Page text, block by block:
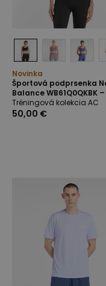
Novinka
Športová podprsenka
Balance WB61Q0QKBK
Tréningová kolekcia AC
50,00 €